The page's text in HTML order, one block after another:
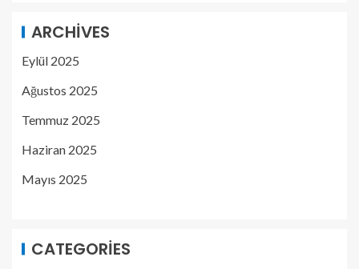
ARCHIVES
Eylül 2025
Ağustos 2025
Temmuz 2025
Haziran 2025
Mayıs 2025
CATEGORIES